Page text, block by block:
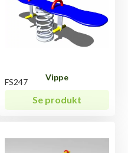
Vippe
FS247
Se produkt